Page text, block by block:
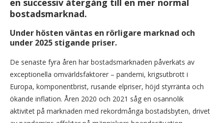
en successiv återgång till en mer normal
bostadsmarknad.
Under hösten väntas en rörligare marknad och
under 2025 stigande priser.
De senaste fyra åren har bostadsmarknaden påverkats av
exceptionella omvärldsfaktorer – pandemi, krigsutbrott i
Europa, komponentbrist, rusande elpriser, höjd styrränta och
ökande inflation. Åren 2020 och 2021 såg en osannolik
aktivitet på marknaden med rekordmånga bostadsbyten, drivet